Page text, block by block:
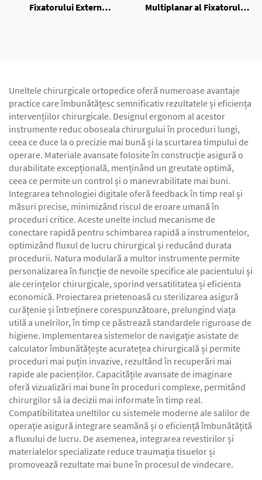
Fixatorului Extern
Multiplanar al Fixatorului
Uneltele chirurgicale ortopedice oferă numeroase avantaje
practice care îmbunătățesc semnificativ rezultatele și eficiența
intervențiilor chirurgicale. Designul ergonom al acestor
instrumente reduc oboseala chirurgului în proceduri lungi,
ceea ce duce la o precizie mai bună și la scurtarea timpului de
operare. Materiale avansate folosite în construcție asigură o
durabilitate excepțională, menținând un greutate optimă,
ceea ce permite un control și o manevrabilitate mai buni.
Integrarea tehnologiei digitale oferă feedback în timp real și
măsuri precise, minimizând riscul de eroare umană în
proceduri critice. Aceste unelte includ mecanisme de
conectare rapidă pentru schimbarea rapidă a instrumentelor,
optimizând fluxul de lucru chirurgical și reducând durata
procedurii. Natura modulară a multor instrumente permite
personalizarea în funcție de nevoile specifice ale pacientului și
ale cerințelor chirurgicale, sporind versatilitatea și eficienta
economică. Proiectarea prietenoasă cu sterilizarea asigură
curățenie și întreținere corespunzătoare, prelungind viața
utilă a unelrilor, în timp ce păstrează standardele riguroase de
higiene. Implementarea sistemelor de navigație asistate de
calculator îmbunătățește acuratețea chirurgicală și permite
proceduri mai puțin invazive, rezultând în recuperări mai
rapide ale pacienților. Capacitățile avansate de imaginare
oferă vizualizări mai bune în proceduri complexe, permitând
chirurgilor să ia decizii mai informate în timp real.
Compatibilitatea uneltilor cu sistemele moderne ale salilor de
operație asigură integrare seamănă și o eficiență îmbunătățită
a fluxului de lucru. De asemenea, integrarea revestirilor și
materialelor specializate reduce traumația tisuelor și
promovează rezultate mai bune în procesul de vindecare.